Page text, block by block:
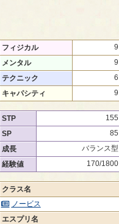
フィジカル
9
メンタル
9
テクニック
6
キャパシティ
9
STP
155
SP
85
成長
バランス型
経験値
170/1800
クラス名
ノービス
エスプリ名